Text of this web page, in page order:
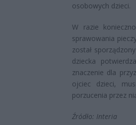
osobowych dzieci.
W razie
sprawowania
został
dziecka
znaczenie dla
ojciec dzieci,
porzucenia przez
Źródło: Interia